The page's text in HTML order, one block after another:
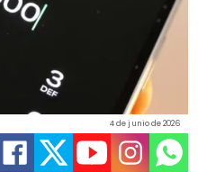
4 de junio de 2026